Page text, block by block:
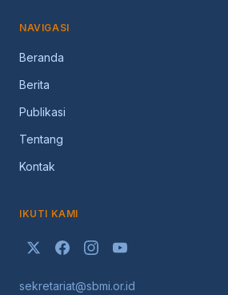
NAVIGASI
Beranda
Berita
Publikasi
Tentang
Kontak
IKUTI KAMI
sekretariat@sbmi.or.id